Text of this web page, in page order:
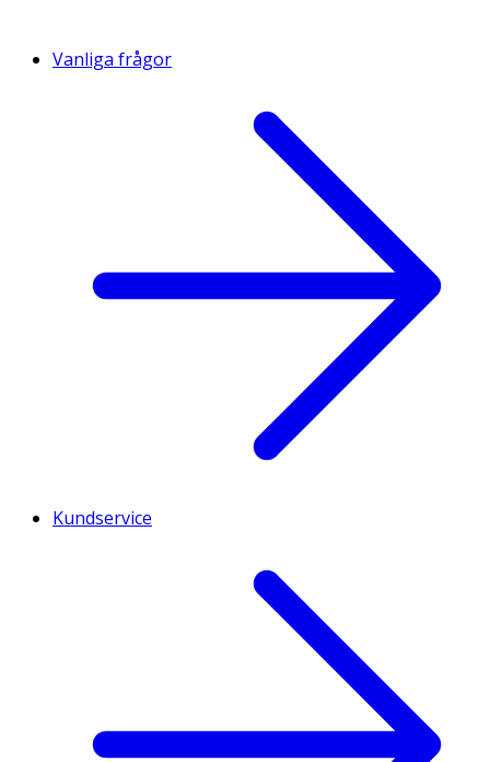
Vanliga frågor
Kundservice